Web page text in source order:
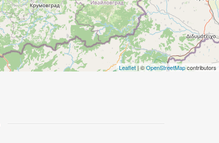
Leaflet | ©OpenStreetMapcontributors